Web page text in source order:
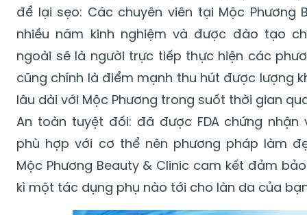
để lại sẹo: Các chuyên viên tại Mộc Phương
nhiều năm kinh nghiệm và được đào tạo
ngoài sẽ là người trực tiếp thực hiện các
cũng chính là điểm mạnh thu hút được lượng
lâu dài với Mộc Phương trong suốt thời gian
An toàn tuyệt đối: đã được FDA chứng
phù hợp với cơ thể nên phương pháp làm
Mộc Phương Beauty & Clinic cam kết đảm
kì một tác dụng phụ nào tới cho làn da của